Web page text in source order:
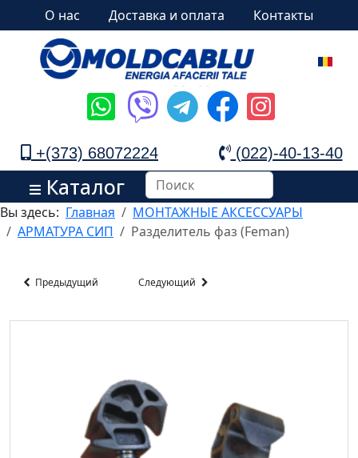
О нас Доставка и оплата Контакты
+(373) 68072224 (022)-40-13-40
Каталог
Вы здесь: Главная
МОНТАЖНЫЕ АКСЕССУАРЫ
АРМАТУРА СИП
Разделитель фаз (Feman)
Предыдущий Следующий